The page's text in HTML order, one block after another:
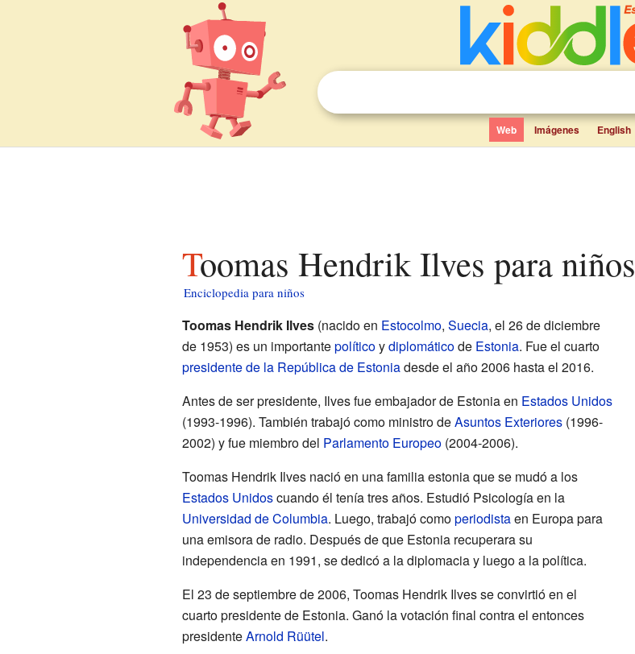
Web Imágenes English
Toomas Hendrik Ilves para niños
Enciclopedia para niños
Toomas Hendrik Ilves(nacido en Estocolmo, Suecia, el 26 de diciembre
de 1953) es un importantepolíticoydiplomáticode Estonia. Fue el cuarto
presidente de la República de Estoniadesde el año 2006 hasta el 2016.
Antes de ser presidente, Ilves fue embajador de Estonia en Estados Unidos
(1993-1996). También trabajó como ministro deAsuntos Exteriores(1996-
2002) y fue miembro del Parlamento Europeo(2004-2006).
Toomas Hendrik Ilves nació en una familia estonia que se mudó a los
Estados Unidoscuando él tenía tres años. Estudió Psicología en la
Universidad de Columbia. Luego, trabajó comoperiodistaen Europa para
una emisora de radio. Después de que Estonia recuperara su
independencia en 1991, se dedicó a la diplomacia y luego a la política.
El 23 de septiembre de 2006, Toomas Hendrik Ilves se convirtió en el
cuarto presidente de Estonia. Ganó la votación final contra el entonces
presidenteArnold Rüütel.